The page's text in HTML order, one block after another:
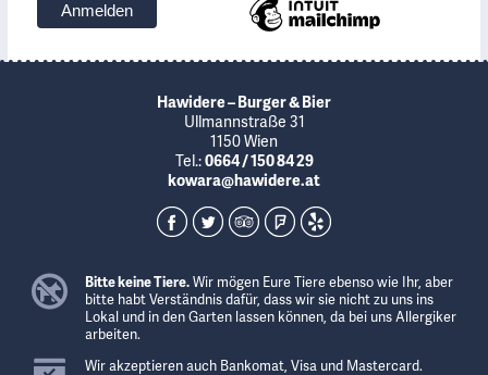
Hawidere – Burger & Bier
Ullmannstraße 31
1150 Wien
Tel.:0664 / 150 84 29
kowara@hawidere.at
Bitte keine Tiere.Wir mögen Eure Tiere ebenso wie Ihr, aber
bitte habt Verständnis dafür, dass wir sie nicht zu uns ins
Lokal und in den Garten lassen können, da bei uns Allergiker
arbeiten.
Wir akzeptieren auch Bankomat, Visa und Mastercard.